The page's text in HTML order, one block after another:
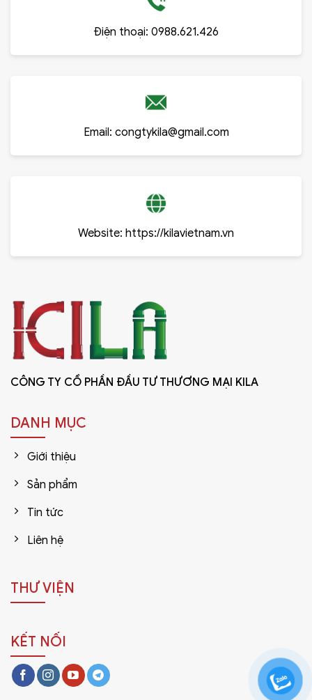
Điện thoại: 0988.621.426
Email: congtykila@gmail.com
Website: https://kilavietnam.vn
CÔNG TY CỔ PHẦN ĐẦU TƯ THƯƠNG MẠI KILA
DANH MỤC
Giới thiệu
Sản phẩm
Tin tức
Liên hệ
THƯ VIỆN
KẾT NỐI